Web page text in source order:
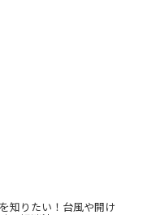
知りたい！台風や開け